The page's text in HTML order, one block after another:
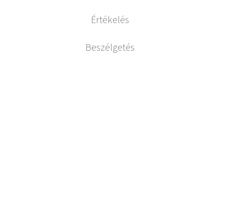
Értékelés
Beszélgetés